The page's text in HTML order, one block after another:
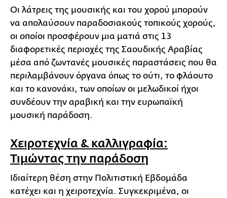
Οι λάτρεις της μουσικής και του χορού μπορούν
να απολαύσουν παραδοσιακούς τοπικούς χορούς,
οι οποίοι προσφέρουν μια ματιά στις 13
διαφορετικές περιοχές της Σαουδικής Αραβίας
μέσα από ζωντανές μουσικές παραστάσεις που θα
περιλαμβάνουν όργανα όπως το ούτι, το φλάουτο
και το κανονάκι, των οποίων οι μελωδικοί ήχοι
συνδέουν την αραβική και την ευρωπαϊκή
μουσική παράδοση.
Χειροτεχνία & καλλιγραφία:
Τιμώντας την παράδοση
Ιδιαίτερη θέση στην Πολιτιστική Εβδομάδα
κατέχει και η χειροτεχνία. Συγκεκριμένα, οι